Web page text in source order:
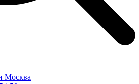
Москва